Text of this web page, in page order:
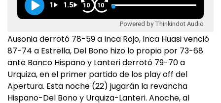
1 1.5 10 10
Powered by Thinkindot Audio
Ausonia derrotó 78-59 a Inca Rojo, Inca Huasi venció
87-74 a Estrella, Del Bono hizo lo propio por 73-68
ante Banco Hispano y Lanteri derrotó 79-70 a
Urquiza, en el primer partido de los play off del
Apertura. Esta noche (22) jugarán la revancha
Hispano-Del Bono y Urquiza-Lanteri. Anoche, al